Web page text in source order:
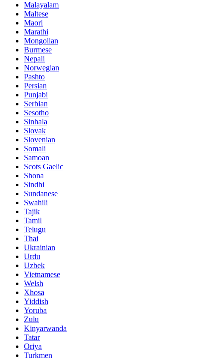
Malayalam
Maltese
Maori
Marathi
Mongolian
Burmese
Nepali
Norwegian
Pashto
Persian
Punjabi
Serbian
Sesotho
Sinhala
Slovak
Slovenian
Somali
Samoan
Scots Gaelic
Shona
Sindhi
Sundanese
Swahili
Tajik
Tamil
Telugu
Thai
Ukrainian
Urdu
Uzbek
Vietnamese
Welsh
Xhosa
Yiddish
Yoruba
Zulu
Kinyarwanda
Tatar
Oriya
Turkmen